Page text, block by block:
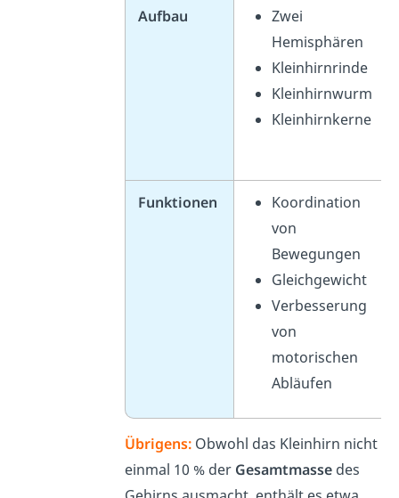
Aufbau
Zwei
Hemisphären
Kleinhirnrinde
Kleinhirnwurm
Kleinhirnkerne
Funktionen
Koordination
von
Bewegungen
Gleichgewicht
Verbesserung
von
motorischen
Abläufen
Übrigens:Obwohl das Kleinhirn nicht
einmal 10 % der Gesamtmassedes